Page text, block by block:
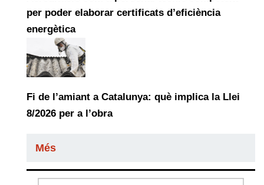
per poder elaborar certificats d’eficiència
energètica
Fi de l’amiant a Catalunya: què implica la Llei
8/2026 per a l’obra
Més